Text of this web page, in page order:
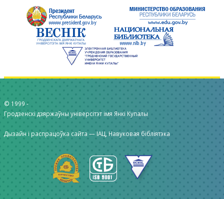
© 1999 -
Гродзенскі дзяржаўны універсітэт імя Янкі Купалы
Дызайн і распрацоўка сайта — ІАЦ, Навуковая бібліятэка